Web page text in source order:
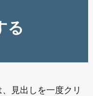
る
見出しを一度クリ